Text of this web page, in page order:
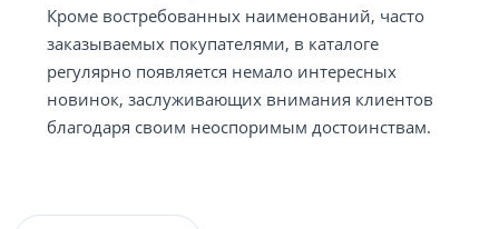
Кроме востребованных наименований, часто
заказываемых покупателями, в каталоге
регулярно появляется немало интересных
новинок, заслуживающих внимания клиентов
благодаря своим неоспоримым достоинствам.